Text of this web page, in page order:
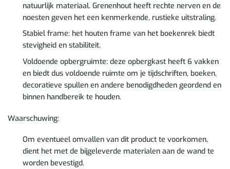
natuurlijk materiaal. Grenenhout heeft rechte nerven en de
noesten geven het een kenmerkende, rustieke uitstraling.
Stabiel frame: het houten frame van het boekenrek biedt
stevigheid en stabiliteit.
Voldoende opbergruimte: deze opbergkast heeft 6 vakken
en biedt dus voldoende ruimte om je tijdschriften, boeken,
decoratieve spullen en andere benodigdheden geordend en
binnen handbereik te houden.
Waarschuwing:
Om eventueel omvallen van dit product te voorkomen,
dient het met de bijgeleverde materialen aan de wand te
worden bevestigd.